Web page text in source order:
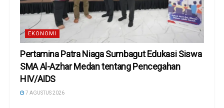
EKONOMI
Pertamina Patra Niaga Sumbagut Edukasi Siswa
SMA Al-Azhar Medan tentang Pencegahan
HIV/AIDS
7 AGUSTUS 2026